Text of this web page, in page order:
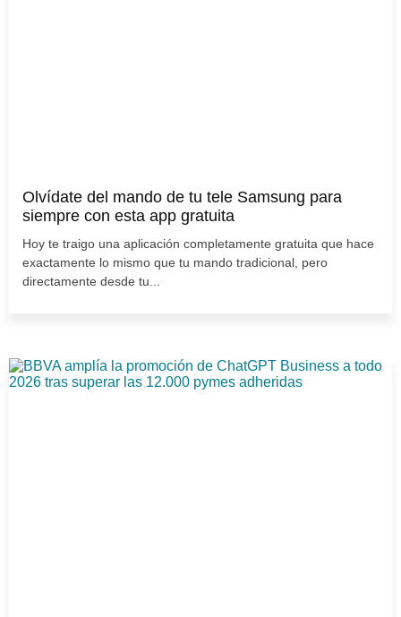
Olvídate del mando de tu tele Samsung para
siempre con esta app gratuita
Hoy te traigo una aplicación completamente gratuita que hace
exactamente lo mismo que tu mando tradicional, pero
directamente desde tu...